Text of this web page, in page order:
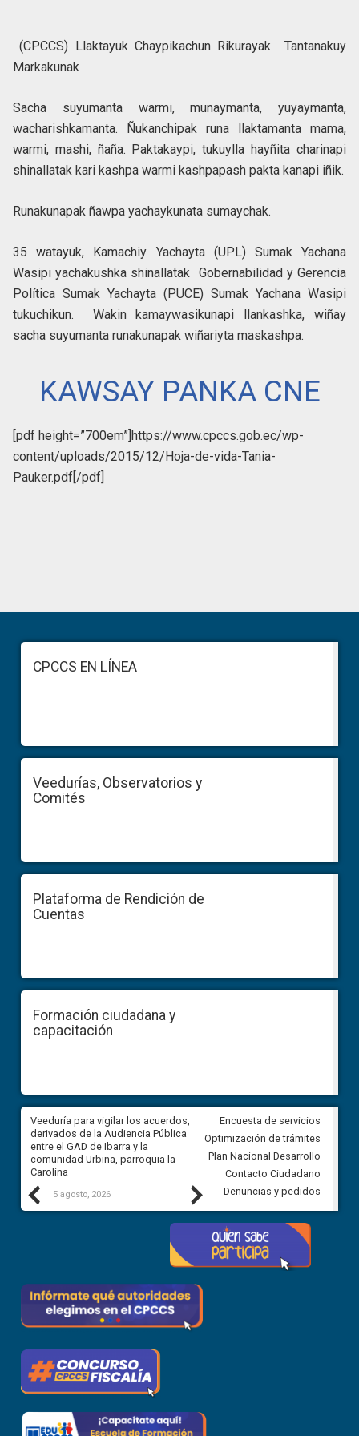
(CPCCS) Llaktayuk Chaypikachun Rikurayak Tantanakuy
Markakunak
Sacha suyumanta warmi, munaymanta, yuyaymanta,
wacharishkamanta. Ñukanchipak runa llaktamanta mama,
warmi, mashi, ñaña. Paktakaypi, tukuylla hayñita charinapi
shinallatak kari kashpa warmi kashpapash pakta kanapi iñik.
Runakunapak ñawpa yachaykunata sumaychak.
35 watayuk, Kamachiy Yachayta (UPL) Sumak Yachana
Wasipi yachakushka shinallatak Gobernabilidad y Gerencia
Política Sumak Yachayta (PUCE) Sumak Yachana Wasipi
tukuchikun. Wakin kamaywasikunapi llankashka, wiñay
sacha suyumanta runakunapak wiñariyta maskashpa.
KAWSAY PANKA CNE
[pdf height=”700em”]https://www.cpccs.gob.ec/wp-
content/uploads/2015/12/Hoja-de-vida-Tania-
Pauker.pdf[/pdf]
Sidebar
FooterCPCCS EN LÍNEA
Veedurías, Observatorios y
Comités
Plataforma de Rendición de
Cuentas
Formación ciudadana y
capacitación
Previous
Veeduría para vigilar los acuerdos,
derivados de la Audiencia Pública
entre el GAD de Ibarra y la
comunidad Urbina, parroquia la
Carolina
5 agosto, 2026
CPCCS convoca a Veeduría
Ciudadana para vigilar el
5 agosto, 2026
Next
Encuesta de servicios
Optimización de trámites
Plan Nacional Desarrollo
Contacto Ciudadano
Denuncias y pedidos